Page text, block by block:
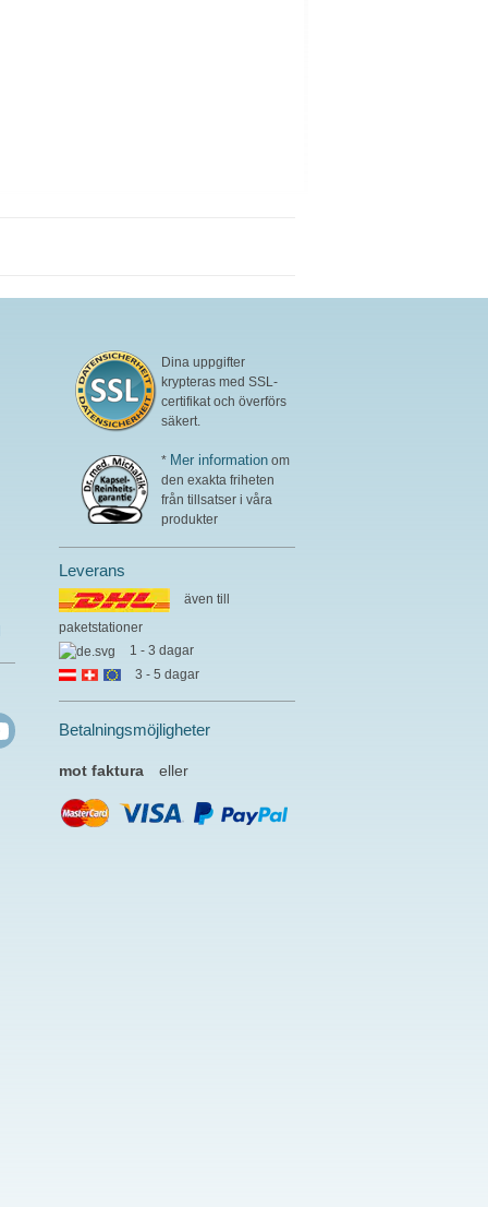
Dina uppgifter
krypteras med SSL-
certifikat och överförs
säkert.
* Mer information om
den exakta friheten
från tillsatser i våra
produkter
Leverans
även till
paketstationer
1 - 3 dagar
3 - 5 dagar
Betalningsmöjligheter
mot faktura eller